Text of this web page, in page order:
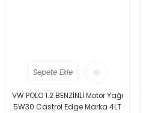
Sepete Ekle
VW POLO 1.2 BENZİNLİ Motor Yağı
5W30 Castrol Edge Marka 4LT